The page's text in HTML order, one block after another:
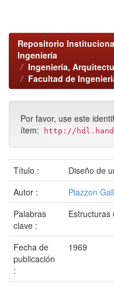
Repositorio
Ingeniería
Ingeniería,
Facultad de
Por favor, use este
ítem:
http://
Título :
Diseño de
Autor :
Piazzon
Palabras
clave :
Estructuras
Fecha de
publicación
:
1969